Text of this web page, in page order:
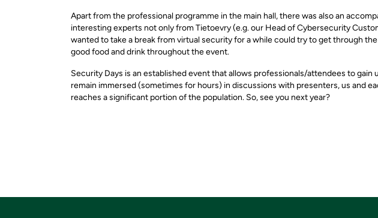
Apart from the professional programme in the main hall, there was also an
interesting experts not only from Tietoevry (e.g. our Head of Cybersecurity
wanted to take a break from virtual security for a while could try to get through
good food and drink throughout the event.
Security Days is an established event that allows professionals/attendees to
remain immersed (sometimes for hours) in discussions with presenters, us and
reaches a significant portion of the population. So, see you next year?